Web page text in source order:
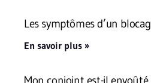
Les symptômes d’un
En savoir plus »
Mon conjoint est-il envoûté